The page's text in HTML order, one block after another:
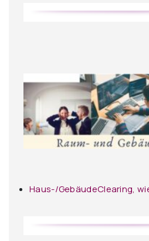
Haus-/GebäudeClearing,